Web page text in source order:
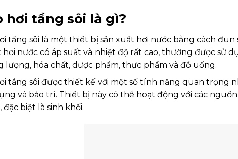
hơi tầng sôi là gì?
tầng sôi là một thiết bị sản xuất hơi nước bằng cách
hơi nước có áp suất và nhiệt độ rất cao, thường được sử
lượng, hóa chất, dược phẩm, thực phẩm và đồ uống.
tầng sôi được thiết kế với một số tính năng quan trọng
và bảo trì. Thiết bị này có thể hoạt động với các
đặc biệt là sinh khối.